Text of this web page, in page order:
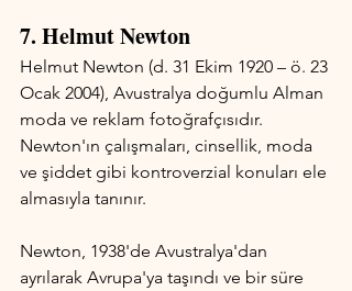
7. Helmut Newton
Helmut Newton (d. 31 Ekim 1920 – ö. 23
Ocak 2004), Avustralya doğumlu Alman
moda ve reklam fotoğrafçısıdır.
Newton'ın çalışmaları, cinsellik, moda
ve şiddet gibi kontroverzial konuları ele
almasıyla tanınır.
Newton, 1938'de Avustralya'dan
ayrılarak Avrupa'ya taşındı ve bir süre